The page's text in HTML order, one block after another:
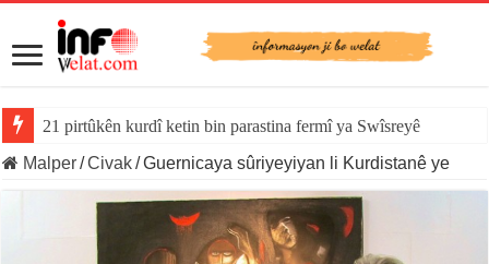
21 pirtûkên kurdî ketin bin parastina fermî ya Swîsreyê
Malper/Civak/Guernicaya sûriyeyiyan li Kurdistanê ye